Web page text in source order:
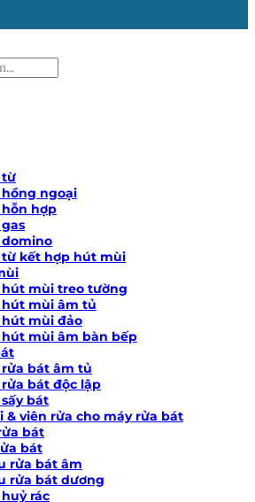
từ
hồng ngoại
hợp
domino
từ kết hợp hút mùi
hút mùi treo tường
hút mùi âm tủ
hút mùi đảo
hút mùi âm bàn bếp
rửa bát âm tủ
rửa bát độc lập
sấy bát
& viên rửa cho máy rửa bát
bát
bát
rửa bát âm
rửa bát dương
huỷ rác